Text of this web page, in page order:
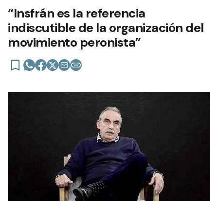
“Insfrán es la referencia
indiscutible de la organización del
movimiento peronista”